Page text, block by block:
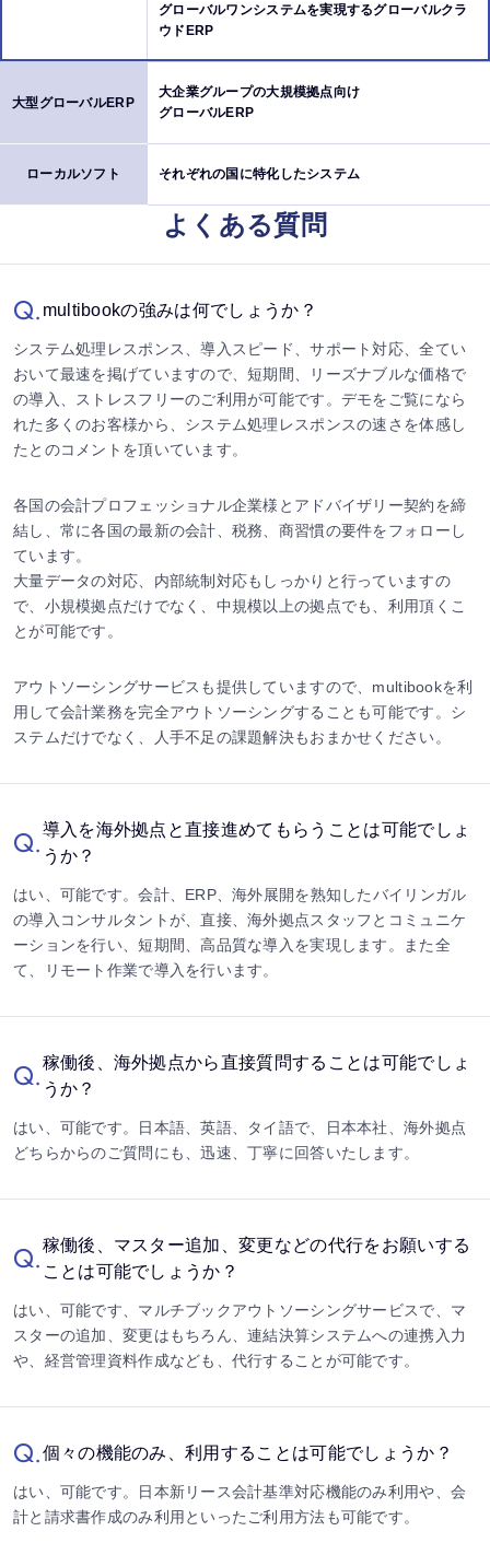
グローバルワンシステムを実現するグローバルクラ
ウドERP
大企業グループの大規模拠点向け
グローバルERP
それぞれの国に特化したシステム
よくある質問
Q. multibookの強みは何でしょうか？
システム処理レスポンス、導入スピード、サポート対応、全てい
おいて最速を掲げていますので、短期間、リーズナブルな価格で
の導入、ストレスフリーのご利用が可能です。デモをご覧になら
れた多くのお客様から、システム処理レスポンスの速さを体感し
たとのコメントを頂いています。
各国の会計プロフェッショナル企業様とアドバイザリー契約を締
結し、常に各国の最新の会計、税務、商習慣の要件をフォローし
ています。
大量データの対応、内部統制対応もしっかりと行っていますの
で、小規模拠点だけでなく、中規模以上の拠点でも、利用頂くこ
とが可能です。
アウトソーシングサービスも提供していますので、multibookを利
用して会計業務を完全アウトソーシングすることも可能です。シ
ステムだけでなく、人手不足の課題解決もおまかせください。
Q.導入を海外拠点と直接進めてもらうことは可能でしょ
うか？
はい、可能です。会計、ERP、海外展開を熟知したバイリンガル
の導入コンサルタントが、直接、海外拠点スタッフとコミュニケ
ーションを行い、短期間、高品質な導入を実現します。また全
て、リモート作業で導入を行います。
Q.稼働後、海外拠点から直接質問することは可能でしょ
うか？
はい、可能です。日本語、英語、タイ語で、日本本社、海外拠点
どちらからのご質問にも、迅速、丁寧に回答いたします。
Q.稼働後、マスター追加、変更などの代行をお願いする
ことは可能でしょうか？
はい、可能です、マルチブックアウトソーシングサービスで、マ
スターの追加、変更はもちろん、連結決算システムへの連携入力
や、経営管理資料作成なども、代行することが可能です。
Q.個々の機能のみ、利用することは可能でしょうか？
はい、可能です。日本新リース会計基準対応機能のみ利用や、会
計と請求書作成のみ利用といったご利用方法も可能です。